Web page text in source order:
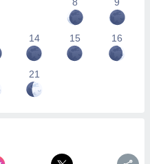
14 15 16
21